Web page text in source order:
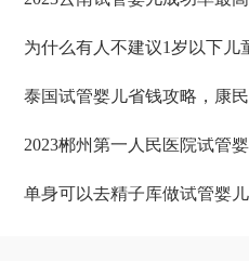
为什么有人不建议1岁以下儿
泰国试管婴儿省钱攻略，康
2023郴州第一人民医院试管
单身可以去精子库做试管婴